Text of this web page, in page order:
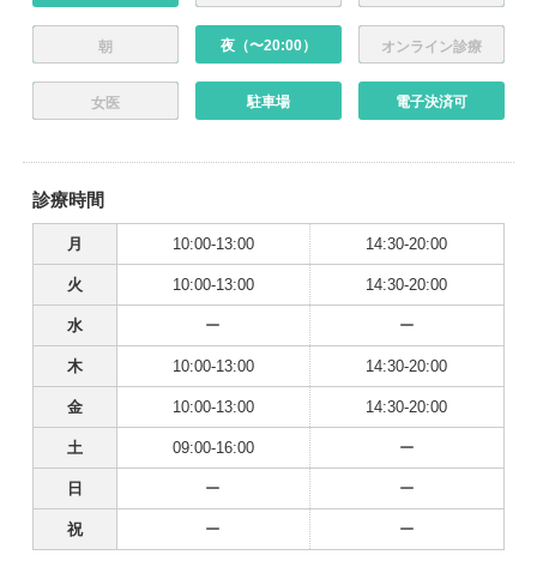
朝 夜（〜20:00） オンライン診療
女医 駐車場 電子決済可
診療時間
月 10:00-13:00 14:30-20:00
火 10:00-13:00 14:30-20:00
水 ー ー
木 10:00-13:00 14:30-20:00
金 10:00-13:00 14:30-20:00
土 09:00-16:00 ー
日 ー ー
祝 ー ー